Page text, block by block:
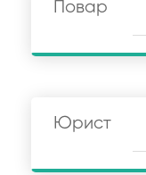
Повар
Юрист